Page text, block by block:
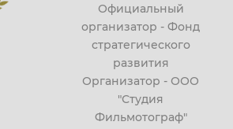
Официальный
организатор - Фонд
стратегического
развития
Организатор - ООО
"Студия
Фильмотограф"